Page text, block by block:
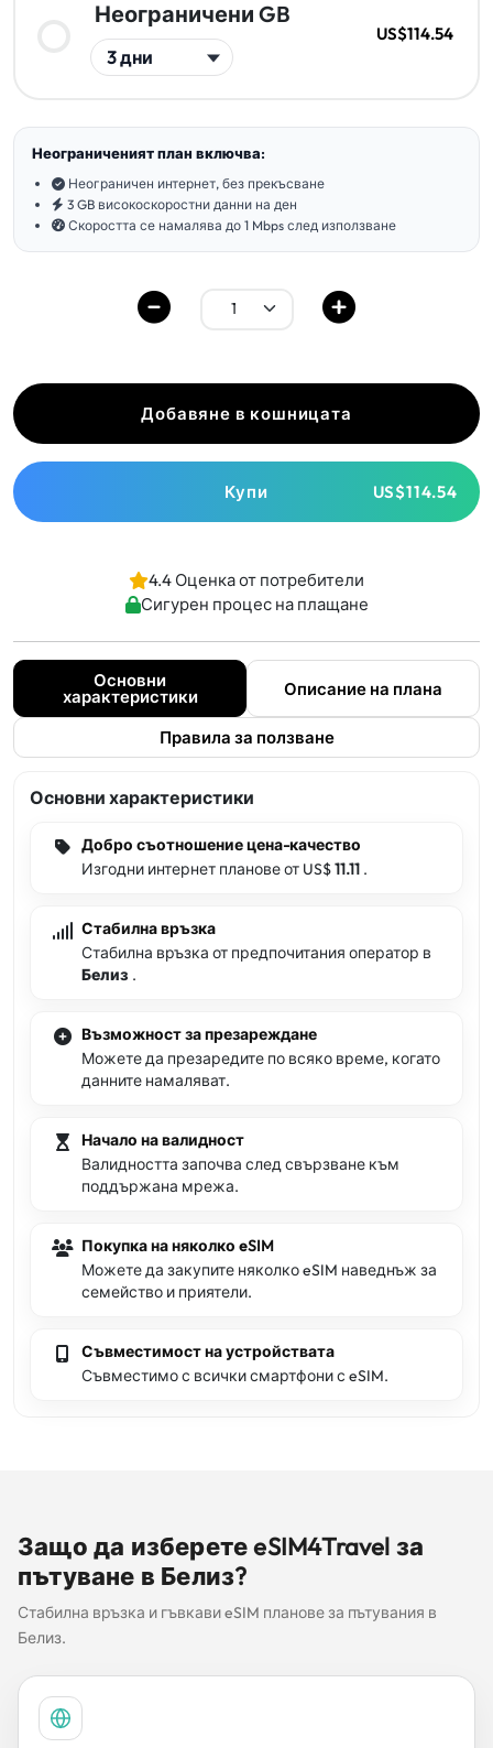
Неограничени GB
US$114.54
Неограниченият план включва:
Неограничен интернет, без прекъсване
3 GB високоскоростни данни на ден
Скоростта се намалява до 1 Mbps след използване
Добавяне в кошницата
Купи US$114.54
4.4 Оценка от потребители
Сигурен процес на плащане
Основни
характеристики Описание на плана
Правила за ползване
Основни характеристики
Добро съотношение цена-качество
Изгодни интернет планове от US$11.11 .
Стабилна връзка
Стабилна връзка от предпочитания оператор в
Белиз .
Възможност за презареждане
Можете да презаредите по всяко време, когато
данните намаляват.
Начало на валидност
Валидността започва след свързване към
поддържана мрежа.
Покупка на няколко eSIM
Можете да закупите няколко eSIM наведнъж за
семейство и приятели.
Съвместимост на устройствата
Съвместимо с всички смартфони с eSIM.
Защо да изберете eSIM4Travel за
пътуване в Белиз?
Стабилна връзка и гъвкави eSIM планове за пътувания в
Белиз.